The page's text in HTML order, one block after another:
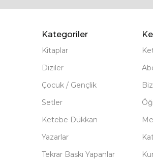
Kategoriler
Kitaplar
Diziler
Çocuk / Gençlik
Setler
Ketebe Dükkan
Yazarlar
Tekrar Baskı Yapanlar